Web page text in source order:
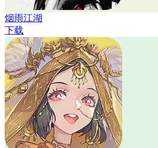
烟雨江湖
下载